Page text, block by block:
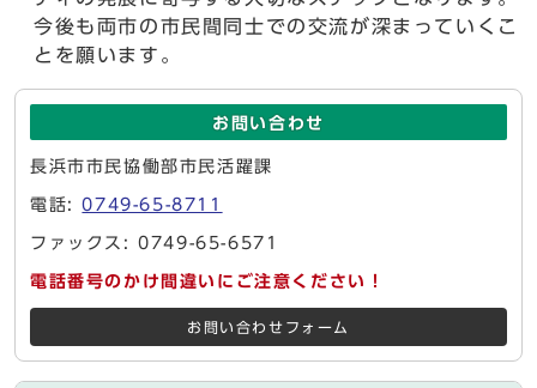
今後も両市の市民間同士での交流が深まっていくこ
とを願います。
お問い合わせ
長浜市市民協働部市民活躍課
電話:0749-65-8711
ファックス: 0749-65-6571
電話番号のかけ間違いにご注意ください！
お問い合わせフォーム